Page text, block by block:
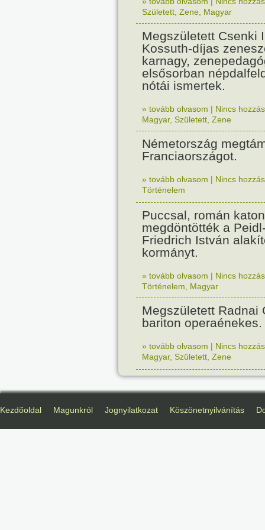
Született Zene Magyar
Megszületett Csenki
Kossuth-díjas
karnagy,
elsősorban
nótái ismertek.
» tovább olvasom | Nincs
Magyar, Született Zene
Németország
Franciaországot.
» tovább olvasom | Nincs
Történelem
Puccsal, román
megdöntötték a
Friedrich István
kormányt.
» tovább olvasom | Nincs
Történelem
Magyar
Megszületett Radnai
bariton operaénekes.
» tovább olvasom | Nincs
Magyar, Született Zene
Kezdőoldal Magunkról Jognyilatkozat Köszönetnyilvánítás